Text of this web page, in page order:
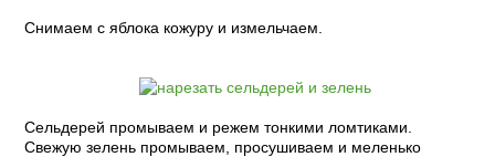
Снимаем с яблока кожуру и измельчаем.
Сельдерей промываем и режем тонкими ломтиками.
Свежую зелень промываем, просушиваем и меленько